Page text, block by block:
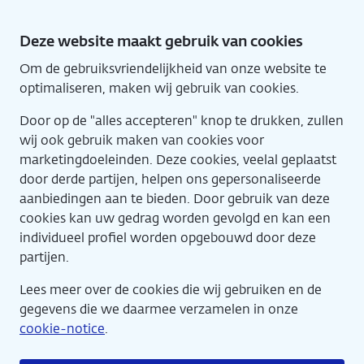
hoofdinhoud
Deze website maakt gebruik van cookies
Om de gebruiksvriendelijkheid van onze website te
optimaliseren, maken wij gebruik van cookies.
Door op de "alles accepteren" knop te drukken, zullen
wij ook gebruik maken van cookies voor
marketingdoeleinden. Deze cookies, veelal geplaatst
door derde partijen, helpen ons gepersonaliseerde
aanbiedingen aan te bieden. Door gebruik van deze
cookies kan uw gedrag worden gevolgd en kan een
individueel profiel worden opgebouwd door deze
partijen.
Lees meer over de cookies die wij gebruiken en de
gegevens die we daarmee verzamelen in onze
cookie-notice.
Agenda